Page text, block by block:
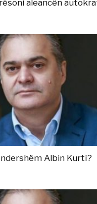
aleancën
Albin Kurti?